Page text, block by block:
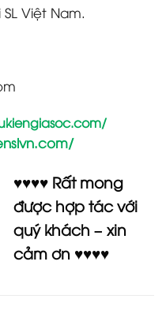
Việt Nam.
♥♥♥♥ Rất mong
được hợp tác với
quý khách – xin
cảm ơn ♥♥♥♥